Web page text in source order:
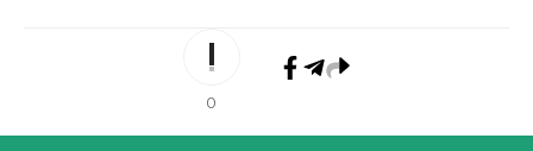
0